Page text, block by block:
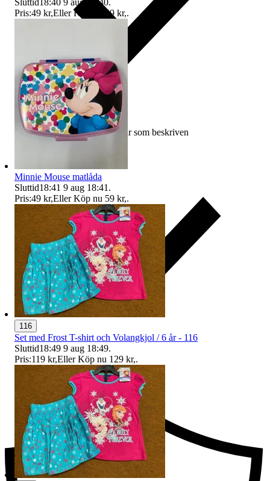
Ersättning om varan inte är som beskriven
Ersättning om du inte får din vara
Sluttid 18:40 9 aug 18:40.
Pris:49 kr,Eller Köp nu 59 kr,.
Minnie Mouse matlåda
Sluttid18:41 9 aug 18:41 .
Pris:49 kr,Eller Köp nu 59 kr,.
116
Set med Frost T-shirt och Volangkjol / 6 år - 116
Sluttid18:49 9 aug 18:49.
Pris:119 kr,Eller Köp nu 129 kr,.